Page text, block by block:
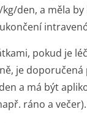
den, a měla
pokud je
je doporučená
a má být
ráno a večer).